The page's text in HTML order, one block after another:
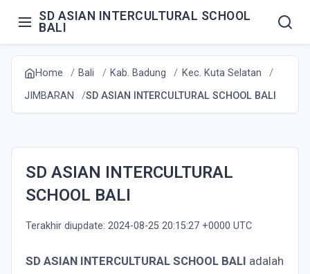
SD ASIAN INTERCULTURAL SCHOOL
BALI
Home Bali Kab. Badung
Kec. Kuta Selatan
JIMBARAN
SD ASIAN INTERCULTURAL SCHOOL BALI
SD ASIAN INTERCULTURAL
SCHOOL BALI
Terakhir diupdate: 2024-08-25 20:15:27 +0000 UTC
SD ASIAN INTERCULTURAL SCHOOL BALI adalah